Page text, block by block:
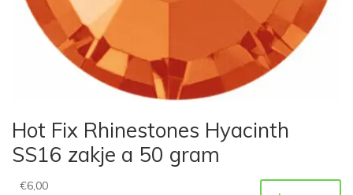
Hot Fix Rhinestones Hyacinth
SS16 zakje a 50 gram
€6,00